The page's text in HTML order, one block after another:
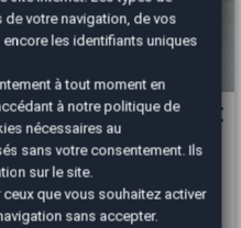
10 290 €
A JOUR
votre navigation, de vos
les identifiants uniques
à tout moment en
à notrepolitique de
nécessaires au
sans votre consentement. Ils
sur le site.
que vous souhaitez activer
sans accepter.